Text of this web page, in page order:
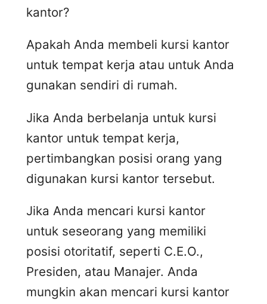
kantor?
Apakah Anda membeli kursi kantor
untuk tempat kerja atau untuk Anda
gunakan sendiri di rumah.
Jika Anda berbelanja untuk kursi
kantor untuk tempat kerja,
pertimbangkan posisi orang yang
digunakan kursi kantor tersebut.
Jika Anda mencari kursi kantor
untuk seseorang yang memiliki
posisi otoritatif, seperti C.E.O.,
Presiden, atau Manajer. Anda
mungkin akan mencari kursi kantor